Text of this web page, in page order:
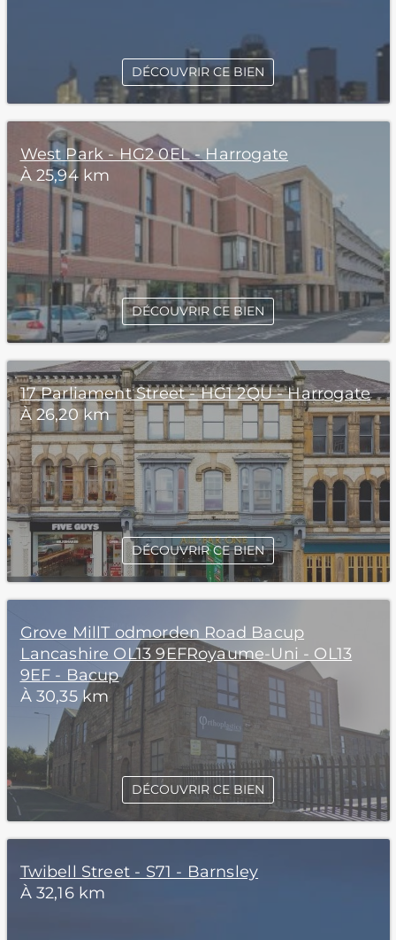
DÉCOUVRIR CE BIEN
West Park - HG2 0EL - Harrogate
À 25,94 km
DÉCOUVRIR CE BIEN
17 Parliament Street - HG1 2QU - Harrogate
À 26,20 km
DÉCOUVRIR CE BIEN
Grove MillT odmorden Road Bacup
Lancashire OL13 9EFRoyaume-Uni - OL13
9EF - Bacup
À 30,35 km
DÉCOUVRIR CE BIEN
Twibell Street - S71 - Barnsley
À 32,16 km